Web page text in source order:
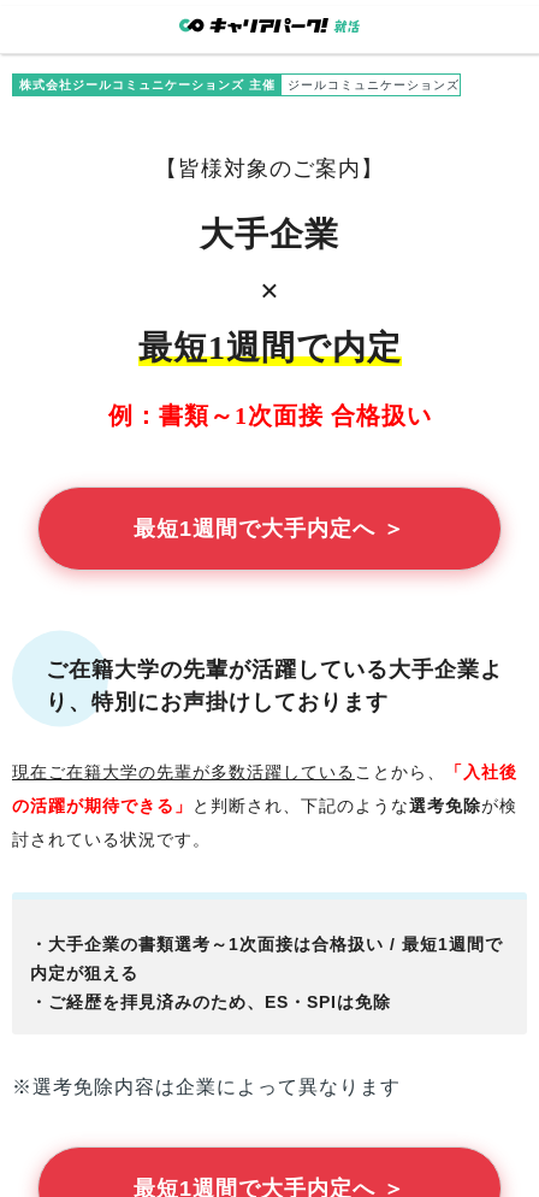
株式会社ジールコミュニケーションズ 主催 ジールコミュニケーションズ
【 皆様対象のご案内】
大手企業
×
最短1週間で内定
例：書類～1次面接 合格扱い
最短1週間で大手内定へ ＞
ご在籍大学の先輩が活躍している大手企業よ
り、特別にお声掛けしております
現在ご在籍大学の先輩が多数活躍している ことから、
「入社後
の活躍が期待できる」
と判断され、下記のような選考免除が検
討されている状況です。
・大手企業の書類選考～1次面接は合格扱い / 最短1週間で
内定が狙える
・ご経歴を拝見済みのため、ES・SPIは免除
※選考免除内容は企業によって異なります
最短1週間で大手内定へ ＞